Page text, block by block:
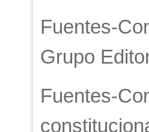
Fuentes-
Grupo
Fuentes-